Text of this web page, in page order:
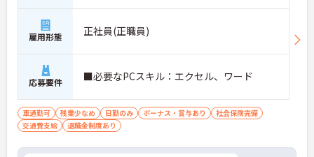
雇用形態 正社員(正職員)
応募要件 ■必要なPCスキル：エクセル、ワード
車通勤可 残業少なめ 日勤のみ ボーナス・賞与あり
社会保険完備
交通費支給
退職金制度あり